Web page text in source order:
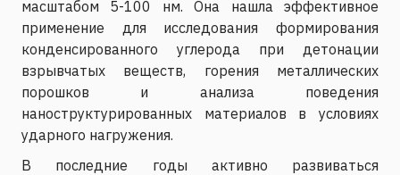
масштабом 5-100 нм. Она нашла эффективное
применение для исследования формирования
конденсированного углерода при детонации
взрывчатых веществ, горения металлических
порошков и анализа поведения
наноструктурированных материалов в условиях
ударного нагружения.
В последние годы активно развиваться